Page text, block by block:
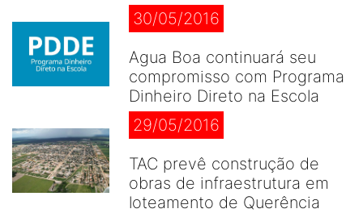
30/05/2016
Agua Boa continuará seu
compromisso com Programa
Dinheiro Direto na Escola
29/05/2016
TAC prevê construção de
obras de infraestrutura em
loteamento de Querência